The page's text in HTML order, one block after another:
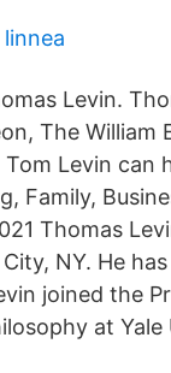
Levin.
The
Levin can
Family,
Thomas
NY. He
joined the
at